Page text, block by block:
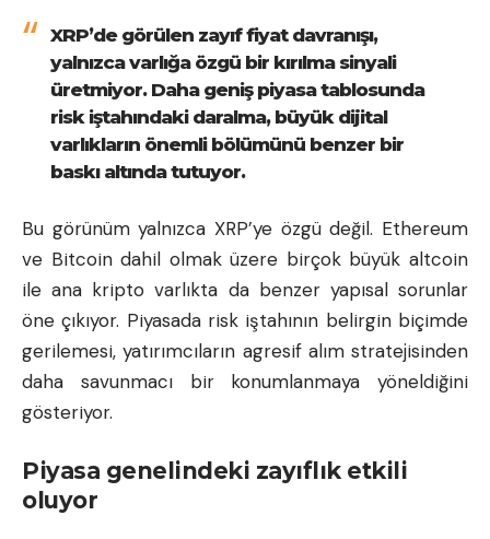
XRP’de görülen zayıf fiyat davranışı,
yalnızca varlığa özgü bir kırılma sinyali
üretmiyor. Daha geniş piyasa tablosunda
risk iştahındaki daralma, büyük dijital
varlıkların önemli bölümünü benzer bir
baskı altında tutuyor.
Bu görünüm yalnızca XRP’ye özgü değil. Ethereum
ve Bitcoindahil olmak üzere birçok büyük altcoin
ile ana kripto varlıkta da benzer yapısal sorunlar
öne çıkıyor. Piyasada risk iştahının belirgin biçimde
gerilemesi, yatırımcıların agresif alım stratejisinden
daha savunmacı bir konumlanmaya yöneldiğini
gösteriyor.
Piyasa genelindeki zayıflık etkili
oluyor